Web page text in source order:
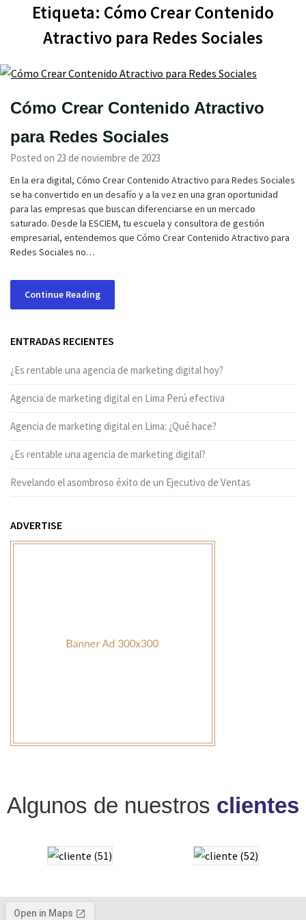
Etiqueta: Cómo Crear Contenido
Atractivo para Redes Sociales
Cómo Crear Contenido Atractivo
para Redes Sociales
Posted on 23 de noviembre de 2023
En la era digital, Cómo Crear Contenido Atractivo para Redes Sociales
se ha convertido en un desafío y a la vez en una gran oportunidad
para las empresas que buscan diferenciarse en un mercado
saturado. Desde la ESCIEM, tu escuela y consultora de gestión
empresarial, entendemos que Cómo Crear Contenido Atractivo para
Redes Sociales no…
Continue Reading
ENTRADAS RECIENTES
¿Es rentable una agencia de marketing digital hoy?
Agencia de marketing digital en Lima Perú efectiva
Agencia de marketing digital en Lima: ¿Qué hace?
¿Es rentable una agencia de marketing digital?
Revelando el asombroso éxito de un Ejecutivo de Ventas
ADVERTISE
Algunos de nuestros clientes